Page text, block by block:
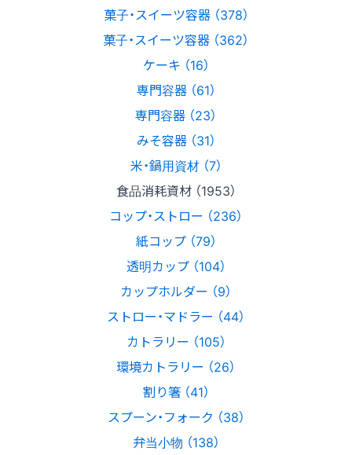
菓子・スイーツ容器 （378）
菓子・スイーツ容器 （362）
ケーキ （16）
専門容器 （61）
専門容器 （23）
みそ容器 （31）
米・鍋用資材 （7）
食品消耗資材 （1953）
コップ・ストロー （236）
紙コップ （79）
透明カップ （104）
カップホルダー （9）
ストロー・マドラー （44）
カトラリー （105）
環境カトラリー （26）
割り箸 （41）
スプーン・フォーク （38）
弁当小物 （138）